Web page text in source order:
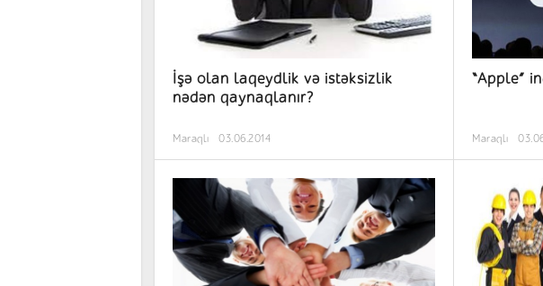
İşə olan laqeydlik və istəksizlik
nədən qaynaqlanır?
Maraqlı 03.06.2014
“Apple”
Maraqlı